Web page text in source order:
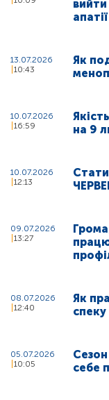
апатії
13.07.2026
10:43
Як
10.07.2026
16:59
на 9
10.07.2026
12:13
09.07.2026
13:27
08.07.2026
12:40
Як
спеку
05.07.2026
10:05
себе